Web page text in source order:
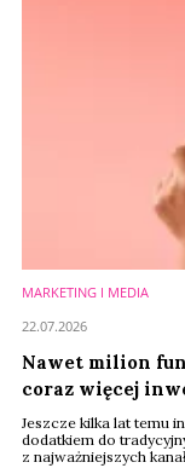
MARKETING I MEDIA
Nawet milion
coraz więcej
Jeszcze kilka lat temu
dodatkiem do
z najważniejszych
22.07.2026